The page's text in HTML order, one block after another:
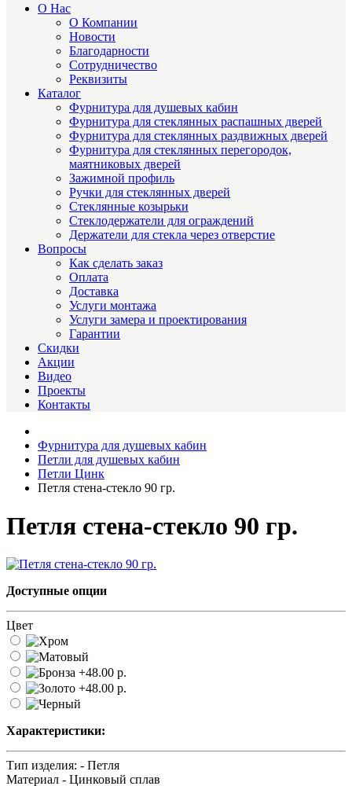
О Нас
О Компании
Новости
Благодарности
Сотрудничество
Реквизиты
Каталог
Фурнитура для душевых кабин
Фурнитура для стеклянных распашных дверей
Фурнитура для стеклянных раздвижных дверей
Фурнитура для стеклянных перегородок,
маятниковых дверей
Зажимной профиль
Ручки для стеклянных дверей
Стеклянные козырьки
Стеклодержатели для ограждений
Держатели для стекла через отверстие
Вопросы
Как сделать заказ
Оплата
Доставка
Услуги монтажа
Услуги замера и проектирования
Гарантии
Скидки
Акции
Видео
Проекты
Контакты
Фурнитура для душевых кабин
Петли для душевых кабин
Петли Цинк
Петля стена-стекло 90 гр.
Петля стена-стекло 90 гр.
Доступные опции
Цвет
Характеристики:
Тип изделия: - Петля
Материал - Цинковый сплав